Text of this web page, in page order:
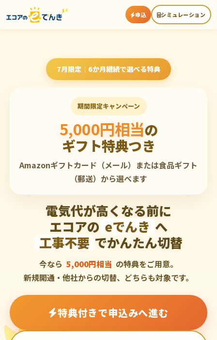
申込 シミュレーション
7月限定｜6か月継続で選べる特典
期間限定キャンペーン
5,000円相当の
ギフト特典つき
Amazonギフトカード（メール）または食品ギフト
（郵送）から選べます
電気代が高くなる前に
エコアの eでんき へ
工事不要 でかんたん切替
今なら 5,000円相当 の特典をご用意。
新規開通・他社からの切替、どちらも対象です。
特典付きで申込みへ進む